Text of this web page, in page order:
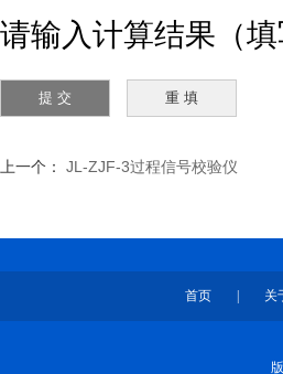
请输入计算结果（
上一个： JL-ZJF-3过程信号校验仪
首页 关